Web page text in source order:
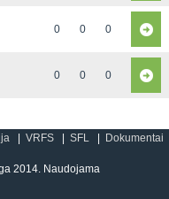
0 0 0
0 0 0
VRFS SFL Dokumentai
2014. Naudojama